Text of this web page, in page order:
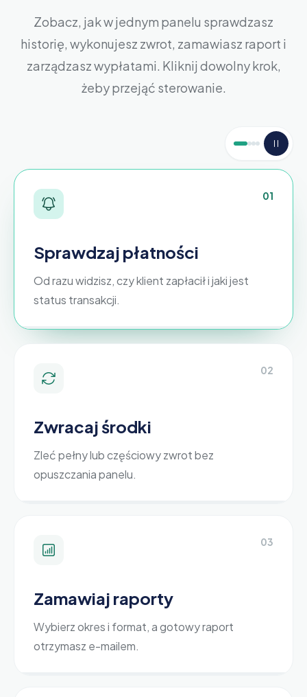
Zobacz, jak w jednym panelu sprawdzasz
historię, wykonujesz zwrot, zamawiasz raport i
zarządzasz wypłatami. Kliknij dowolny krok,
żeby przejąć sterowanie.
Krok 1 z 4.
01
Sprawdzaj płatności
Od razu widzisz, czy klient zapłacił i jaki jest
status transakcji.
02
Zwracaj środki
Zleć pełny lub częściowy zwrot bez
opuszczania panelu.
03
Zamawiaj raporty
Wybierz okres i format, a gotowy raport
otrzymasz e-mailem.